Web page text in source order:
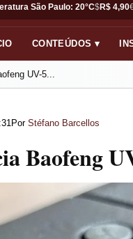
São Paulo: 20°C$R$ 4,90
CONTEÚDOS ▾
UV-5...
Por Stéfano Barcellos
Baofeng